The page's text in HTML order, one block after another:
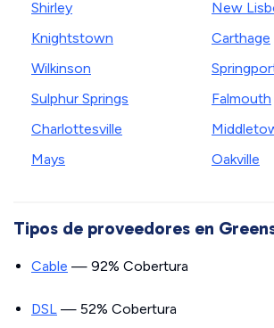
Shirley
Knightstown
Wilkinson
Sulphur Springs
Charlottesville
Mays
New
Carthage
Falmouth
Oakville
Tipos de proveedores en
Cable — 92% Cobertura
DSL — 52% Cobertura